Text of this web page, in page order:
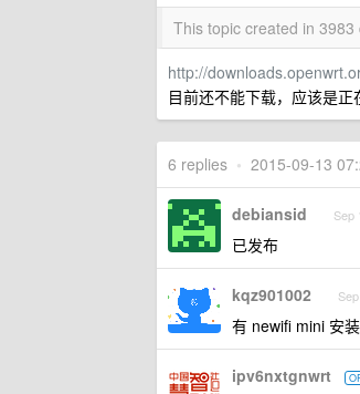
This topic created in
http://
目前还不能下载，应该是正
6 replies • 2015-09-13
debiansid Sep
已发布
kqz901002
有 newifi mini 安
ipv6nxtgnwrt